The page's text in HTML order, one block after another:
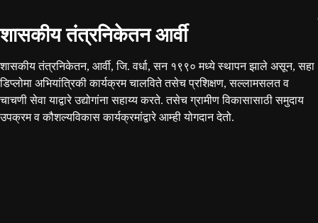
शासकीय तंत्रनिकेतन आर्वी
शासकीय तंत्रनिकेतन, आर्वी, जि. वर्धा, सन १९९० मध्ये स्थापन झाले असून, सहा
डिप्लोमा अभियांत्रिकी कार्यक्रम चालविते तसेच प्रशिक्षण, सल्लामसलत व
चाचणी सेवा याद्वारे उद्योगांना सहाय्य करते. तसेच ग्रामीण विकासासाठी समुदाय
उपक्रम व कौशल्यविकास कार्यक्रमांद्वारे आम्ही योगदान देतो.